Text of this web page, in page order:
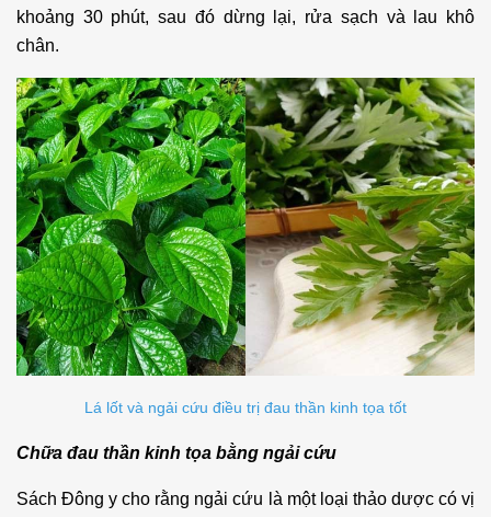
khoảng 30 phút, sau đó dừng lại, rửa sạch và lau khô
chân.
Lá lốt và ngải cứu điều trị đau thần kinh tọa tốt
Chữa đau thần kinh tọa bằng ngải cứu
Sách Đông y cho rằng ngải cứu là một loại thảo dược có vị